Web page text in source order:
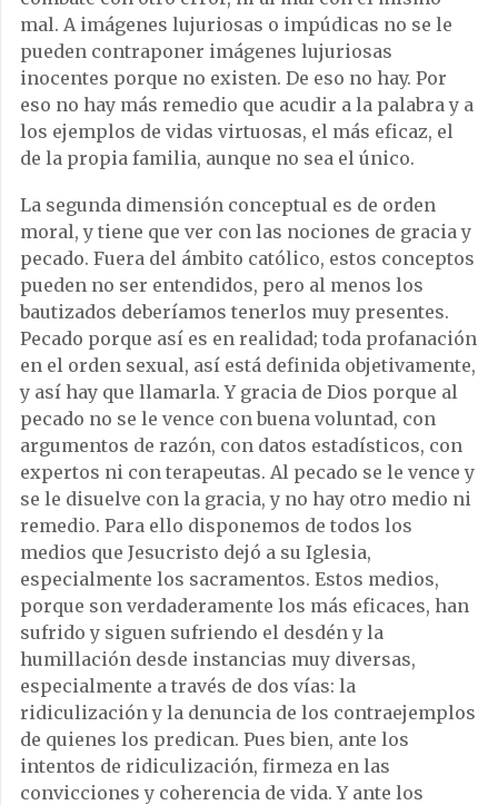
mal. A imágenes lujuriosas o impúdicas no se le
pueden contraponer imágenes lujuriosas
inocentes porque no existen. De eso no hay. Por
eso no hay más remedio que acudir a la palabra y a
los ejemplos de vidas virtuosas, el más eficaz, el
de la propia familia, aunque no sea el único.
La segunda dimensión conceptual es de orden
moral, y tiene que ver con las nociones de gracia y
pecado. Fuera del ámbito católico, estos conceptos
pueden no ser entendidos, pero al menos los
bautizados deberíamos tenerlos muy presentes.
Pecado porque así es en realidad; toda profanación
en el orden sexual, así está definida objetivamente,
y así hay que llamarla. Y gracia de Dios porque al
pecado no se le vence con buena voluntad, con
argumentos de razón, con datos estadísticos, con
expertos ni con terapeutas. Al pecado se le vence y
se le disuelve con la gracia, y no hay otro medio ni
remedio. Para ello disponemos de todos los
medios que Jesucristo dejó a su Iglesia,
especialmente los sacramentos. Estos medios,
porque son verdaderamente los más eficaces, han
sufrido y siguen sufriendo el desdén y la
humillación desde instancias muy diversas,
especialmente a través de dos vías: la
ridiculización y la denuncia de los contraejemplos
de quienes los predican. Pues bien, ante los
intentos de ridiculización, firmeza en las
convicciones y coherencia de vida. Y ante los